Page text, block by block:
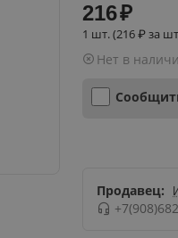
216₽
1 шт. (216₽за
Нет в
Продавец: